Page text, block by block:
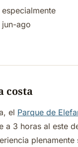
especialmente
jun-ago
costa
el Parque de
a 3 horas al este
plenamente